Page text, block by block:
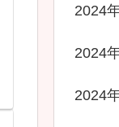
2024
2024
2024